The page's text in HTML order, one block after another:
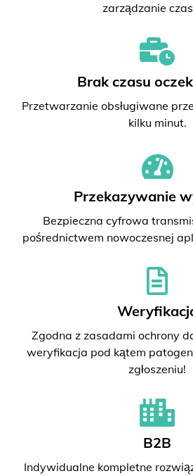
zarządzanie
Brak czasu
Przetwarzanie obsługiwane
kilku minut.
Przekazywanie
Bezpieczna cyfrowa
pośrednictwem nowoczesnej
Zgodna z zasadami ochrony
weryfikacja pod kątem
zgłoszeniu!
B2B
Indywidualne kompletne